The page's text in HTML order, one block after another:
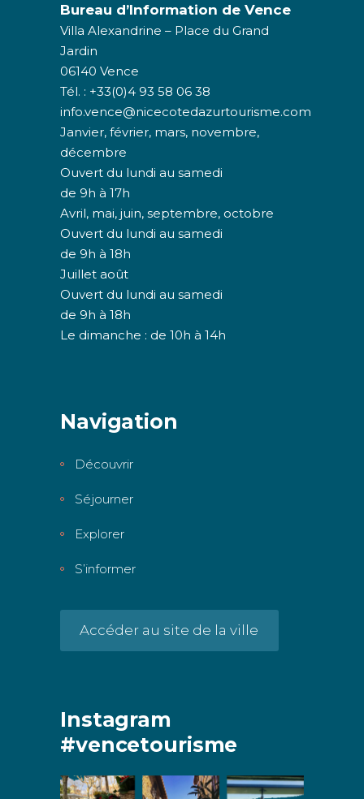
Bureau d’Information de Vence
Villa Alexandrine – Place du Grand
Jardin
06140 Vence
Tél. : +33(0)4 93 58 06 38
info.vence@nicecotedazurtourisme.com
Janvier, février, mars, novembre,
décembre
Ouvert du lundi au samedi
de 9h à 17h
Avril, mai, juin, septembre, octobre
Ouvert du lundi au samedi
de 9h à 18h
Juillet août
Ouvert du lundi au samedi
de 9h à 18h
Le dimanche : de 10h à 14h
Navigation
Découvrir
Séjourner
Explorer
S’informer
Accéder au site de la ville
Instagram
#vencetourisme